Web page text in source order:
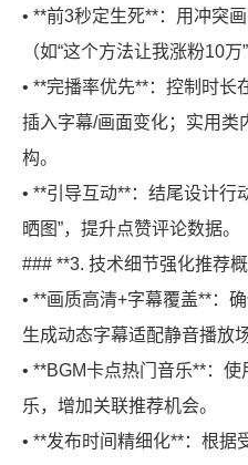
• **前3秒定生死**：用冲突
（如“这个方法让我涨粉10
• **完播率优先**：控制时长
插入字幕/画面变化；实用类
构。
• **引导互动**：结尾设计行
晒图”，提升点赞评论数据。
### **3. 技术细节强化推荐
• **画质高清+字幕覆盖**：
生成动态字幕适配静音播放场
• **BGM卡点热门音乐**：
乐，增加关联推荐机会。
• **发布时间精细化**：根据
扫描微信二维